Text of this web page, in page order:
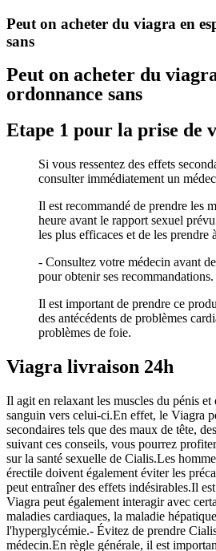
Peut on acheter du viagra en
sans
Peut on acheter du
ordonnance sans
Etape 1 pour la prise de
Si vous ressentez des effets
consulter immédiatement un
Il est recommandé de prendre les
heure avant le rapport sexuel
les plus efficaces et de les prendre
- Consultez votre médecin avant
pour obtenir ses recommandations.
Il est important de prendre ce
des antécédents de problèmes
problèmes de foie.
Viagra livraison 24h
Il agit en relaxant les muscles du pénis
sanguin vers celui-ci.En effet, le Viagra
secondaires tels que des maux de tête,
suivant ces conseils, vous pourrez
sur la santé sexuelle de Cialis.Les
érectile doivent également éviter les
peut entraîner des effets indésirables.Il
Viagra peut également interagir avec
maladies cardiaques, la maladie
l'hyperglycémie.- Évitez de prendre
médecin.En règle générale, il est